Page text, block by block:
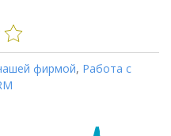
фирмой, Работа с